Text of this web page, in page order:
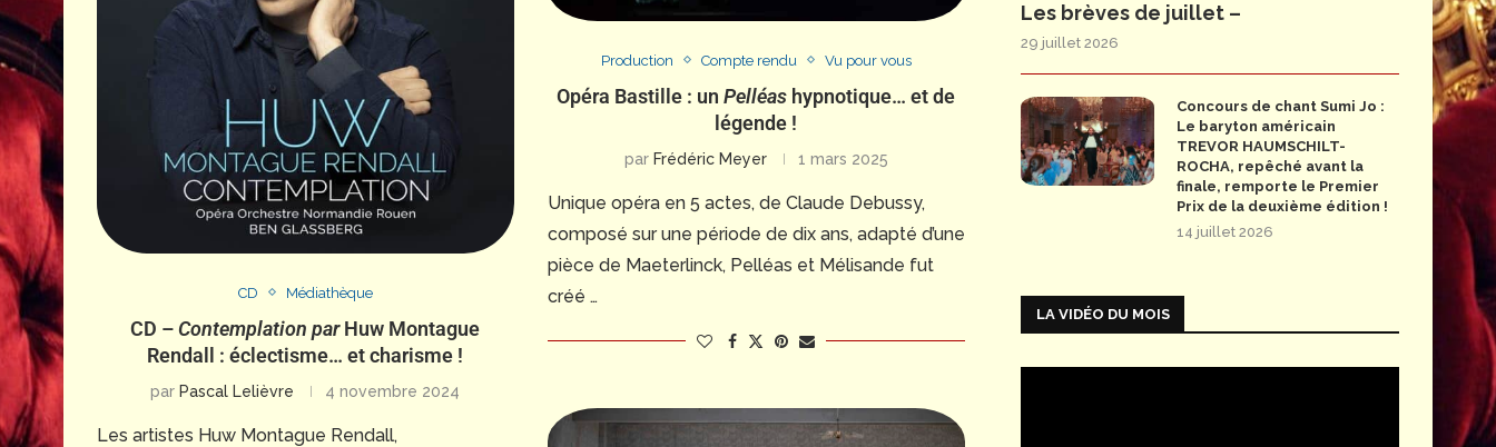
Production Compte rendu Vu pour vous
Opéra Bastille : unPelléas hypnotique… et de
légende !
par Frédéric Meyer 1 mars 2025
Unique opéra en 5 actes, de Claude Debussy,
composé sur une période de dix ans, adapté d’une
pièce de Maeterlinck, Pelléas et Mélisande fut
créé …
CD Médiathèque
CD –Contemplation parHuw Montague
Rendall : éclectisme… et charisme !
par Pascal Lelièvre 4 novembre 2024
Les artistes Huw Montague Rendall,
Les brèves de juillet –
29 juillet 2026
Concours de chant Sumi Jo :
Le baryton américain
TREVOR HAUMSCHILT-
ROCHA, repêché avant la
finale, remporte le Premier
Prix de la deuxième édition !
14 juillet 2026
LA VIDÉO DU MOIS